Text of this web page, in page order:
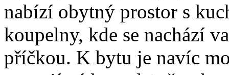
nabízí obytný prostor s
koupelny, kde se nachází
příčkou. K bytu je navíc